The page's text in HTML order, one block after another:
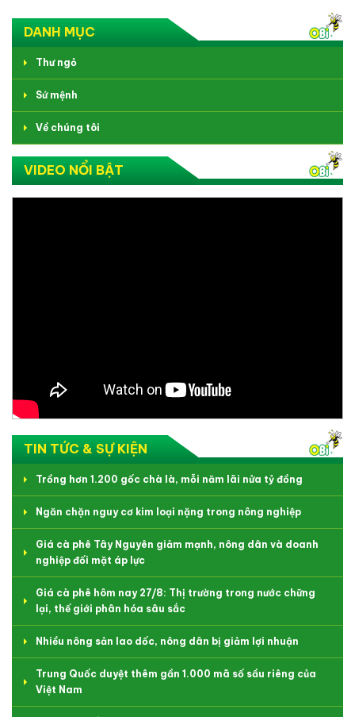
DANH MỤC
Thư ngỏ
Sứ mệnh
Về chúng tôi
VIDEO NỔI BẬT
TIN TỨC & SỰ KIỆN
Trồng hơn 1.200 gốc chà là, mỗi năm lãi nửa tỷ đồng
Ngăn chặn nguy cơ kim loại nặng trong nông nghiệp
Giá cà phê Tây Nguyên giảm mạnh, nông dân và doanh
nghiệp đối mặt áp lực
Giá cà phê hôm nay 27/8: Thị trường trong nước chững
lại, thế giới phân hóa sâu sắc
Nhiều nông sản lao dốc, nông dân bị giảm lợi nhuận
Trung Quốc duyệt thêm gần 1.000 mã số sầu riêng của
Việt Nam